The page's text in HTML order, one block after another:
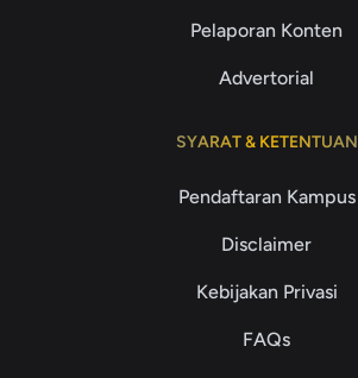
Pelaporan Konten
Advertorial
SYARAT & KETENTUAN
Pendaftaran Kampus
Disclaimer
Kebijakan Privasi
FAQs